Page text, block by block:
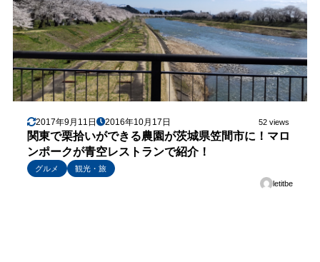
2017年9月11日 2016年10月17日 52 views
関東で栗拾いができる農園が茨城県笠間市に！マロ
ンポークが青空レストランで紹介！
グルメ
観光・旅
letitbe